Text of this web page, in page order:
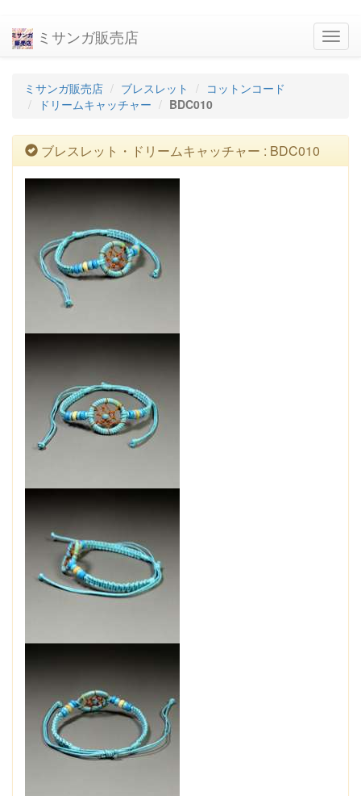
ミサンガ販売店
ミサンガ販売店 ブレスレット
コットンコード
ドリームキャッチャー
BDC010
ブレスレット・ドリームキャッチャー : BDC010